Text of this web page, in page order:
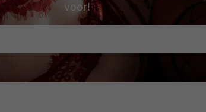
voor!